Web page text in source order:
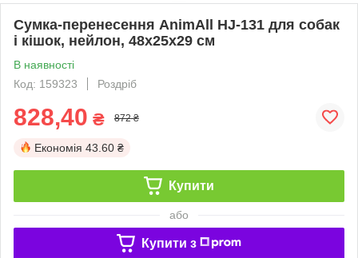
Сумка-перенесення AnimAll HJ-131 для собак
і кішок, нейлон, 48х25х29 см
В наявності
Код: 159323
Роздріб
828,40 ₴ 872 ₴
Економія 43.60 ₴
Купити
або
Купити з